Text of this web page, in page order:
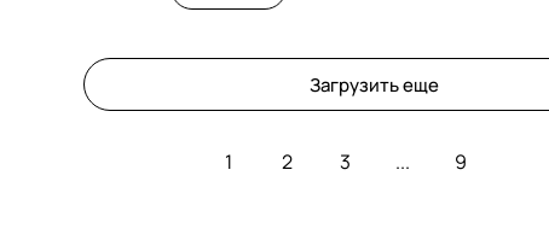
Загрузить еще
1 2 3 ... 9